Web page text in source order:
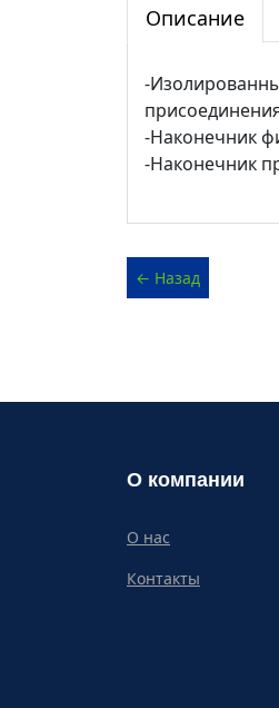
Описание
-
-Наконечник
-Наконечник
О компании
О нас
Контакты